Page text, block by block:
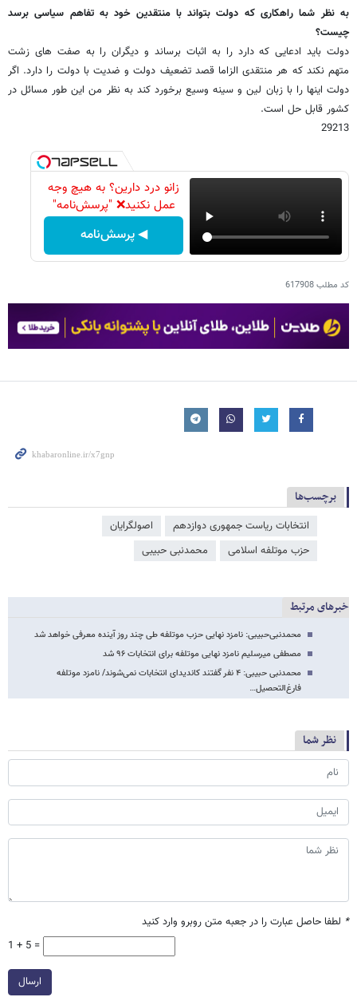
به نظر شما راهکاری که دولت بتواند با منتقدین خود به تفاهم سیاسی برسد
چیست؟
دولت باید ادعایی که دارد را به اثبات برساند و دیگران را به صفت های زشت
متهم نکند که هر منتقدی الزاما قصد تضعیف دولت و ضدیت با دولت را دارد. اگر
دولت اینها را با زبان لین و سینه وسیع برخورد کند به نظر من این طور مسائل در
کشور قابل حل است.
29213
زانو درد دارین؟ به هیچ وجه
عمل نکنید❌ "پرسش‌نامه"
◀ پرسش‌نامه
کد مطلب617908
برچسب‌ها
انتخابات ریاست جمهوری دوازدهم
اصولگرایان
حزب موتلفه اسلامی
محمدنبی حبیبی
خبرهای مرتبط
محمدنبی‌حبیبی: نامزد نهایی حزب موتلفه طی چند روز آینده معرفی خواهد شد
مصطفی میرسلیم نامزد نهایی موتلفه برای انتخابات ۹۶ شد
محمدنبی‌ حبیبی: ۴ نفر گفتند کاندیدای انتخابات نمی‌شوند/ نامزد موتلفه
فارغ‌التحصیل…
نظر شما
* لطفا حاصل عبارت را در جعبه متن روبرو وارد کنید
1 + 5 =
ارسال